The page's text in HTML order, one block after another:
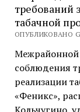
требований
табачной
ОПУБЛИКОВАНО
Межрайонной
соблюдения
реализации
«Феникс»,